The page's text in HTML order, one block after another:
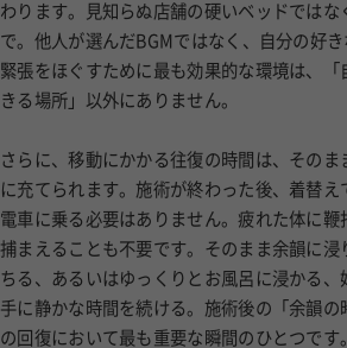
で。他人が選んだBGMではなく、自分の好き
緊張をほぐすために最も効果的な環境は、「
きる場所」以外にありません。
に充てられます。施術が終わった後、着替え
電車に乗る必要はありません。疲れた体に鞭
捕まえることも不要です。そのまま余韻に浸
ちる、あるいはゆっくりとお風呂に浸かる、
手に静かな時間を続ける。施術後の「余韻の
の回復において最も重要な瞬間のひとつです
動という現実によって途切れさせないでいい